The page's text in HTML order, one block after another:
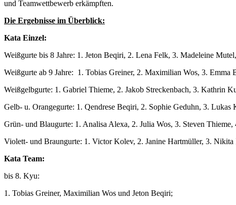
und Teamwettbewerb erkämpften.
Die Ergebnisse im Überblick:
Kata Einzel:
Weißgurte bis 8 Jahre: 1. Jeton Beqiri, 2. Lena Felk, 3. Madeleine
Weißgurte ab 9 Jahre: 1. Tobias Greiner, 2. Maximilian Wos, 3. Emma
Weißgelbgurte: 1. Gabriel Thieme, 2. Jakob Streckenbach, 3. Kathrin
Gelb- u. Orangegurte: 1. Qendrese Beqiri, 2. Sophie Geduhn, 3. Lukas
Grün- und Blaugurte: 1. Analisa Alexa, 2. Julia Wos, 3. Steven Thieme,
Violett- und Braungurte: 1. Victor Kolev, 2. Janine Hartmüller, 3.
Kata Team:
bis 8. Kyu:
1. Tobias Greiner, Maximilian Wos und Jeton Beqiri;